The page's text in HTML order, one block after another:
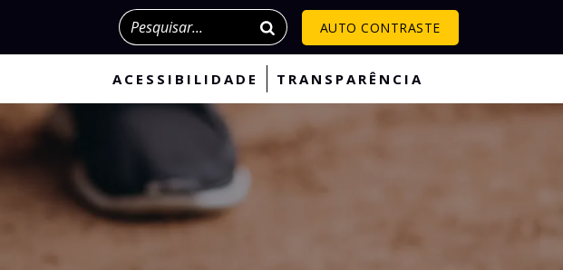
Pesquisar AUTO CONTRASTE
ACESSIBILIDADE TRANSPARÊNCIA